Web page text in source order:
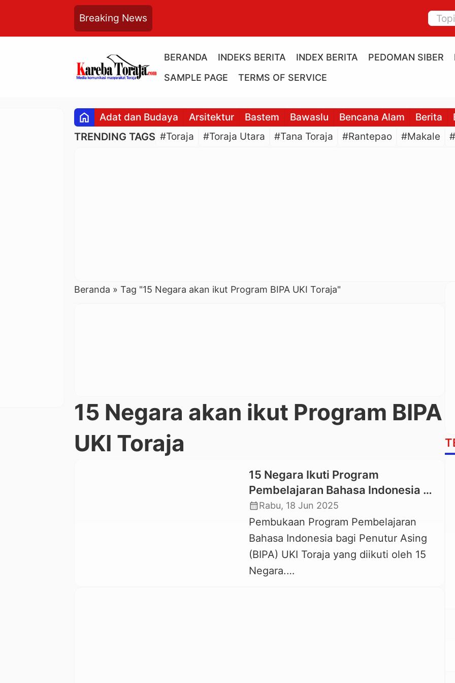
Breaking News
BERANDA INDEKS BERITA INDEX BERITA PEDOMAN SIBER
SAMPLE PAGE
TERMS OF SERVICE
home Adat dan Budaya Arsitektur Bastem Bawaslu Bencana Alam Berita
TRENDING TAGS #Toraja #Toraja Utara #Tana Toraja #Rantepao #Makale
Beranda » Tag "15 Negara akan ikut Program BIPA UKI Toraja"
15 Negara akan ikut Program BIPA
UKI Toraja
15 Negara Ikuti Program
Pembelajaran Bahasa Indonesia di
UKI Toraja
calendar_monthRabu, 18 Jun 2025
Pembukaan Program Pembelajaran
Bahasa Indonesia bagi Penutur Asing
(BIPA) UKI Toraja yang diikuti oleh 15
Negara.